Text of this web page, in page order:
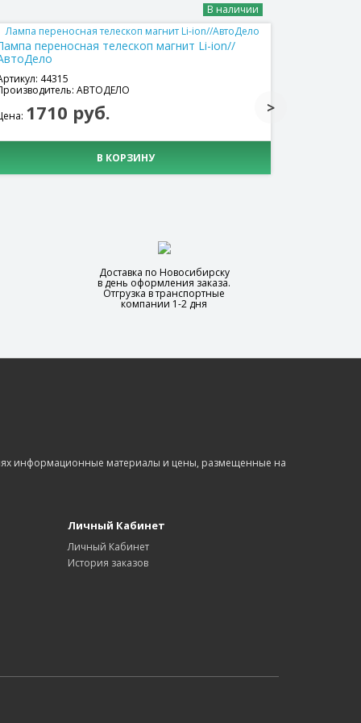
переносная телескоп магнит Li-ion//
В наличии
44315
АВТОДЕЛО
1710 руб.
В КОРЗИНУ
Доставка по Новосибирску
в день оформления заказа.
Отгрузка в транспортные
компании 1-2 дня
информационные материалы и цены, размещенные на
Личный Кабинет
Личный Кабинет
История заказов